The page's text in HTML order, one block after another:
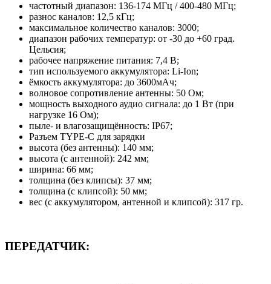
частотный диапазон: 136-174 МГц / 400-480 МГц;
разнос каналов: 12,5 кГц;
максимальное количество каналов: 3000;
диапазон рабочих температур: от -30 до +60 град.
Цельсия;
рабочее напряжение питания: 7,4 В;
тип используемого аккумулятора: Li-Ion;
ёмкость аккумулятора: до 3600мАч;
волновое сопротивление антенны: 50 Ом;
мощность выходного аудио сигнала: до 1 Вт (при
нагрузке 16 Ом);
пыле- и влагозащищённость: IP67;
Разъем TYPE-C для зарядки
высота (без антенны): 140 мм;
высота (с антенной): 242 мм;
ширина: 66 мм;
толщина (без клипсы): 37 мм;
толщина (с клипсой): 50 мм;
вес (с аккумулятором, антенной и клипсой): 317 гр.
ПЕРЕДАТЧИК: